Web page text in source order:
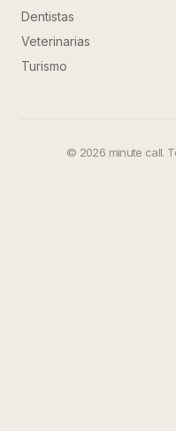
Dentistas
Veterinarias
Turismo
© 2026 minute call.